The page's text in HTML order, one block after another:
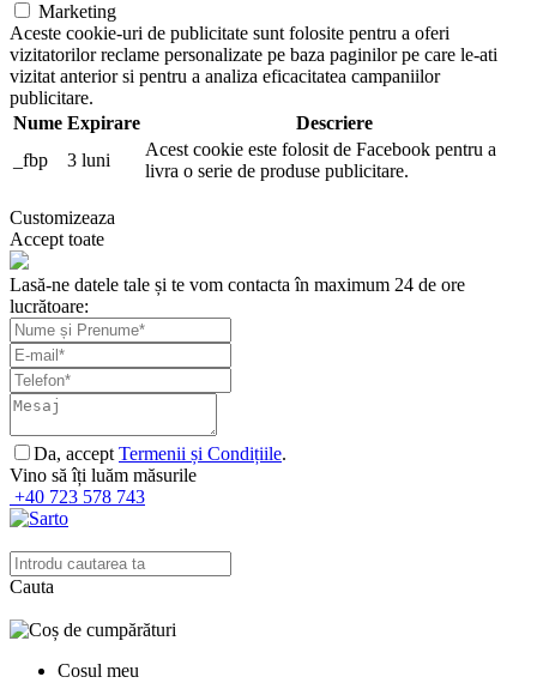
Marketing
Aceste cookie-uri de publicitate sunt folosite pentru a oferi
vizitatorilor reclame personalizate pe baza paginilor pe care le-ati
vizitat anterior si pentru a analiza eficacitatea campaniilor
publicitare.
Nume Expirare
Descriere
_fbp
3 luni
Acest cookie este folosit de Facebook pentru a
livra o serie de produse publicitare.
Customizeaza
Accept toate
Lasă-ne datele tale și te vom contacta în maximum 24 de ore
lucrătoare:
Da, accept Termenii și Condițiile.
Vino să îți luăm măsurile
+40 723 578 743
Cauta
Cosul meu